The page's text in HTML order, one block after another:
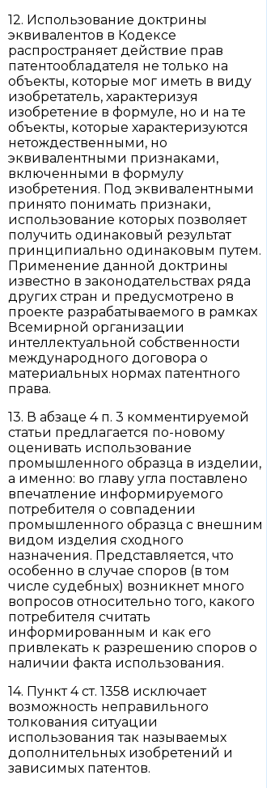
12. Использование доктрины
эквивалентов в Кодексе
распространяет действие прав
патентообладателя не только на
объекты, которые мог иметь в виду
изобретатель, характеризуя
изобретение в формуле, но и на те
объекты, которые характеризуются
нетождественными, но
эквивалентными признаками,
включенными в формулу
изобретения. Под эквивалентными
принято понимать признаки,
использование которых позволяет
получить одинаковый результат
принципиально одинаковым путем.
Применение данной доктрины
известно в законодательствах ряда
других стран и предусмотрено в
проекте разрабатываемого в рамках
Всемирной организации
интеллектуальной собственности
международного договора о
материальных нормах патентного
права.
13. В абзаце 4 п. 3 комментируемой
статьи предлагается по-новому
оценивать использование
промышленного образца в изделии,
а именно: во главу угла поставлено
впечатление информируемого
потребителя о совпадении
промышленного образца с внешним
видом изделия сходного
назначения. Представляется, что
особенно в случае споров (в том
числе судебных) возникнет много
вопросов относительно того, какого
потребителя считать
информированным и как его
привлекать к разрешению споров о
наличии факта использования.
14. Пункт 4 ст. 1358 исключает
возможность неправильного
толкования ситуации
использования так называемых
дополнительных изобретений и
зависимых патентов.